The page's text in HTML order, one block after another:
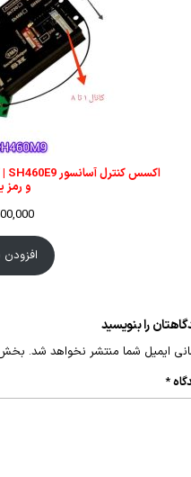
و رمز
را بنویسید
ایمیل شما منتشر نخواهد شد.
*